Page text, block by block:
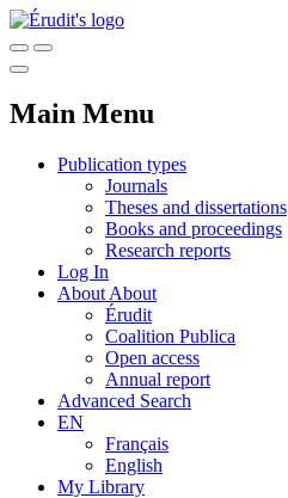
Main Menu
Publication types
Journals
Theses and dissertations
Books and proceedings
Research reports
Log In
About About
Érudit
Coalition Publica
Open access
Annual report
Advanced Search
EN
Français
English
My Library